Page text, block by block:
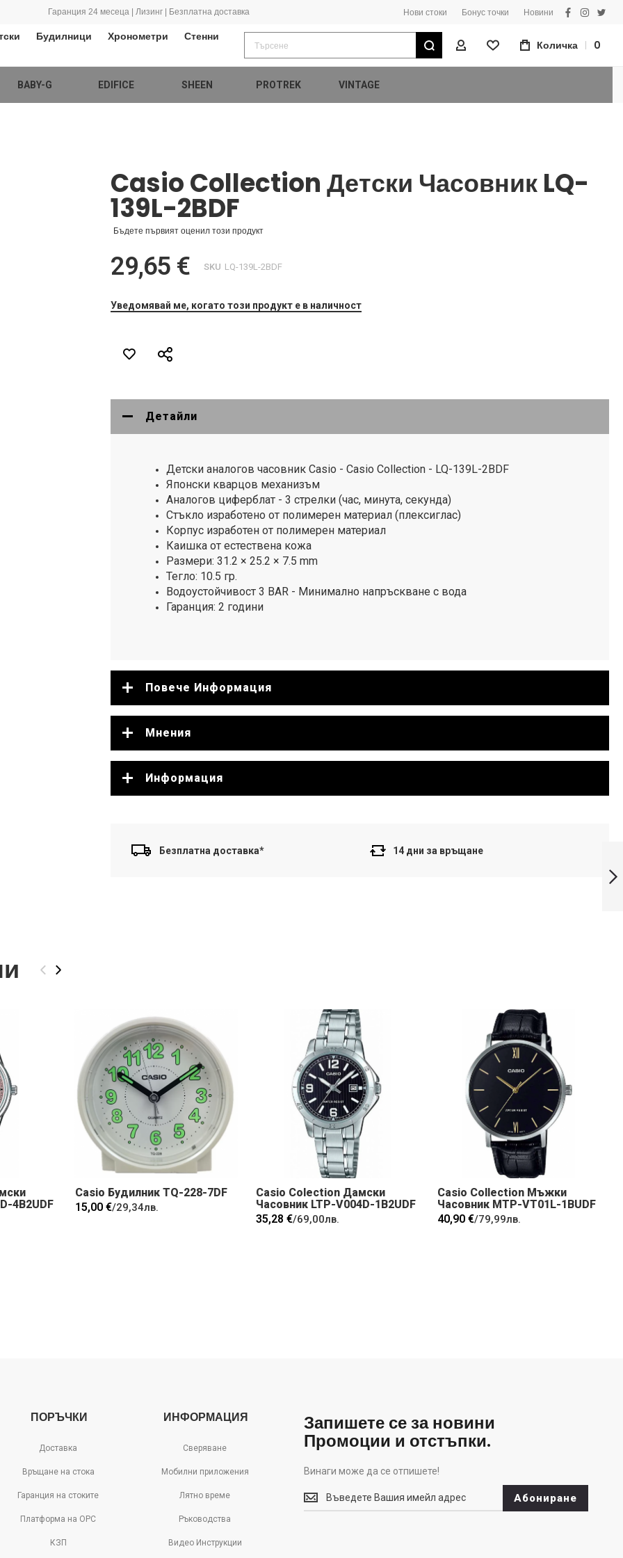
Гаранция 24 месеца | Лизинг | Безплатна доставка Нови стоки Бонус точки Новини
facebook
Будилници Хронометри
Стенни
Търсене
Моят ПрофилКоличка 0
BABY-G EDIFICE SHEEN PROTREK VINTAGE
Casio Collection Детски Часовник LQ-
139L-2BDF
Бъдете първият оценил този продукт
29,65 € SKU LQ-139L-2BDF
Уведомявай ме, когато този продукт е в наличност
Детайли
Детски аналогов часовник Casio - Casio Collection - LQ-139L-2BDF
Японски кварцов механизъм
Аналогов циферблат - 3 стрелки (час, минута, секунда)
Стъкло изработено от полимерен материал (плексиглас)
Корпус изработен от полимерен материал
Каишка от естествена кожа
Размери: 31.2 × 25.2 × 7.5 mm
Тегло: 10.5 гр.
Водоустойчивост 3 BAR - Минимално напръскване с вода
Гаранция: 2 години
Повече Информация
Мнения
Информация
Безплатна доставка* 14 дни за връщане
‹ ›
4B2UDF
Casio Будилник TQ-228-7DF
15,00 €/29,34лв.
Casio Colection Дамски
Часовник LTP-V004D-1B2UDF
35,28 €/69,00лв.
Casio Collection Мъжки
Часовник MTP-VT01L-1BUDF
40,90 €/79,99лв.
Запишете се за новини
Промоции и отстъпки.
Винаги може да се отпишете!
Винаги
може
Абониране
ПОРЪЧКИ
Доставка
Връщане на стока
Гаранция на стоките
Платформа на ОРС
КЗП
ИНФОРМАЦИЯ
Сверяване
Мобилни приложения
Лятно време
Ръководства
Видео Инструкции